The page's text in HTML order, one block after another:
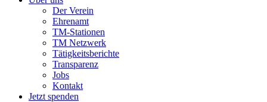
Der Verein
Ehrenamt
TM-Stationen
TM Netzwerk
Tätigkeitsberichte
Transparenz
Jobs
Kontakt
Jetzt spenden